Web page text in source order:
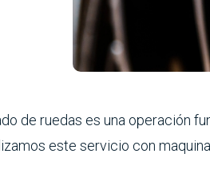
de ruedas es una operación
este servicio con